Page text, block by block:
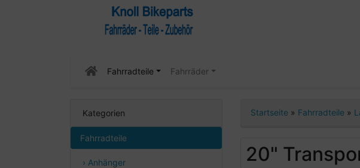
Fahrradteile Fahrräder
Kategorien
Fahrradteile
› Anhänger
Startseite » Fahrradteile »
20"